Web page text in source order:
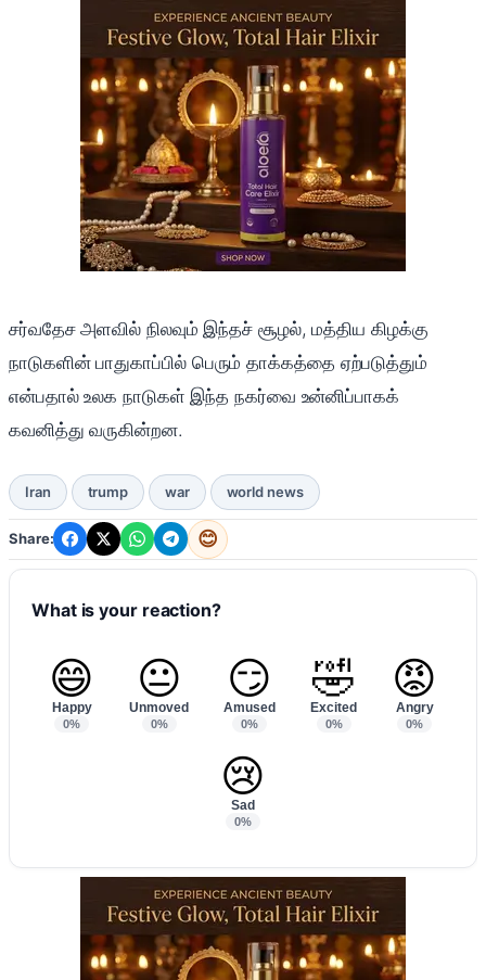
சர்வதேச அளவில் நிலவும் இந்தச் சூழல், மத்திய கிழக்கு
நாடுகளின் பாதுகாப்பில் பெரும் தாக்கத்தை ஏற்படுத்தும்
என்பதால் உலக நாடுகள் இந்த நகர்வை உன்னிப்பாகக்
கவனித்து வருகின்றன.
Iran trump war world news
Share: 😊
What is your reaction?
😄
Happy
0%
😐
Unmoved
0%
😏
Amused
0%
🤣
Excited
0%
😡
Angry
0%
😢
Sad
0%